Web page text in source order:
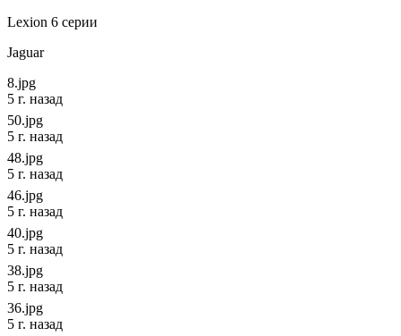
Lexion 6 серии
Jaguar
8.jpg
5 г. назад
50.jpg
5 г. назад
48.jpg
5 г. назад
46.jpg
5 г. назад
40.jpg
5 г. назад
38.jpg
5 г. назад
36.jpg
5 г. назад